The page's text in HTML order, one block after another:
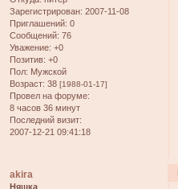
Зарегистрирован: 2007-11-08
Приглашений: 0
Сообщений: 76
Уважение: +0
Позитив: +0
Пол: Мужской
Возраст: 38 [1988-01-17]
Провел на форуме:
8 часов 36 минут
Последний визит:
2007-12-21 09:41:18
akira
Няшка